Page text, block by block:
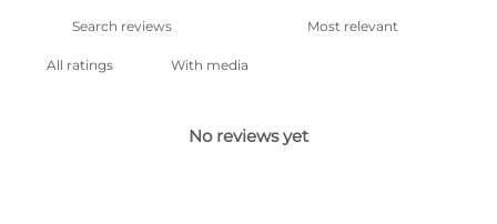
With media
No reviews yet